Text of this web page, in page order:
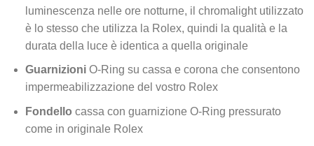
luminescenza nelle ore notturne, il chromalight utilizzato
è lo stesso che utilizza la Rolex, quindi la qualità e la
durata della luce è identica a quella originale
GuarnizioniO-Ring su cassa e corona che consentono
impermeabilizzazione del vostro Rolex
Fondello cassa con guarnizione O-Ring pressurato
come in originale Rolex